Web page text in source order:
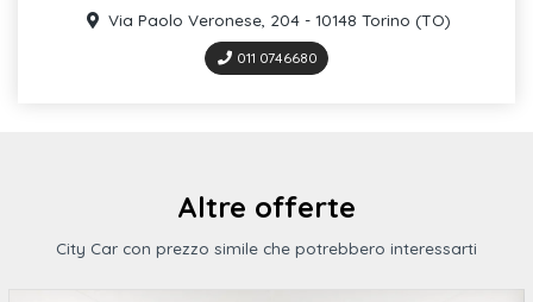
Via Paolo Veronese, 204 - 10148 Torino (TO)
011 0746680
Altre offerte
City Car con prezzo simile che potrebbero interessarti